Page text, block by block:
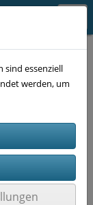
sind essenziell
werden, um